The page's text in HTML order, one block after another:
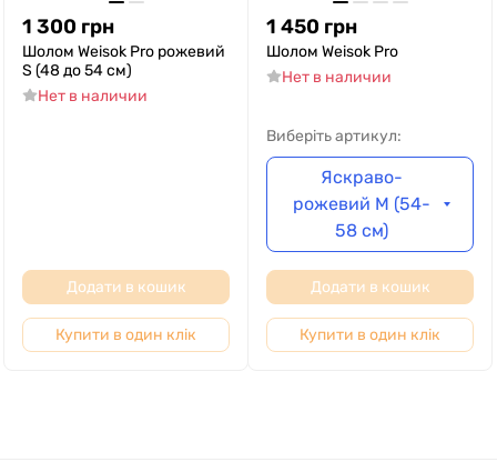
1 300 грн
Шолом Weisok Pro рожевий
S (48 до 54 см)
Нет в наличии
Додати в кошик
Купити в один клік
1 450 грн
Шолом Weisok Pro
Нет в наличии
Виберіть артикул:
Яскраво-
рожевий M (54-
58 см)
Додати в кошик
Купити в один клік